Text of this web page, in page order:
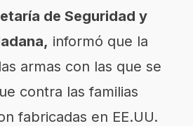
de Seguridad y
informó que la
armas con las que se
contra las familias
fabricadas en EE.UU.